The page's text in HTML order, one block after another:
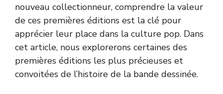
nouveau collectionneur, comprendre la valeur
de ces premières éditions est la clé pour
apprécier leur place dans la culture pop. Dans
cet article, nous explorerons certaines des
premières éditions les plus précieuses et
convoitées de l’histoire de la bande dessinée.